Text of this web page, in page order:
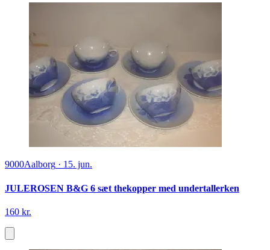
9000Aalborg · 15. jun.
JULEROSEN B&G 6 sæt thekopper med undertallerken
160 kr.